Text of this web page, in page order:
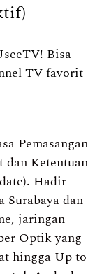
Bisa
TV favorit
Pemasangan
dan Ketentuan
Hadir
dan
jaringan
Optik yang
hingga Up to